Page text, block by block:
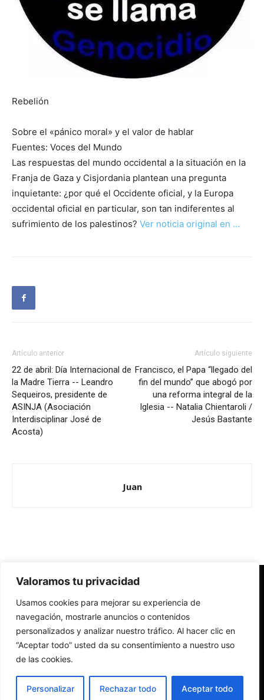
Valoramos tu privacidad
Usamos cookies para mejorar su experiencia de
navegación, mostrarle anuncios o contenidos
personalizados y analizar nuestro tráfico. Al hacer clic en
“Aceptar todo” usted da su consentimiento a nuestro uso
de las cookies.
Personalizar Rechazar todo Aceptar todo
Rebelión
Sobre el «pánico moral» y el valor de hablar
Fuentes: Voces del Mundo
Las respuestas del mundo occidental a la situación en la
Franja de Gaza y Cisjordania plantean una pregunta
inquietante: ¿por qué el Occidente oficial, y la Europa
occidental oficial en particular, son tan indiferentes al
sufrimiento de los palestinos? Ver noticia original en …
Artículo anterior
22 de abril: Día Internacional de
la Madre Tierra -- Leandro
Sequeiros, presidente de
ASINJA (Asociación
Interdisciplinar José de
Acosta)
Artículo siguiente
Francisco, el Papa “llegado del
fin del mundo” que abogó por
una reforma integral de la
Iglesia -- Natalia Chientaroli /
Jesús Bastante
Juan
Redes Cristianas
Una mirada alternativa sobre la Iglesia católica y la sociedad
- Colectivos de Redes Cristianas